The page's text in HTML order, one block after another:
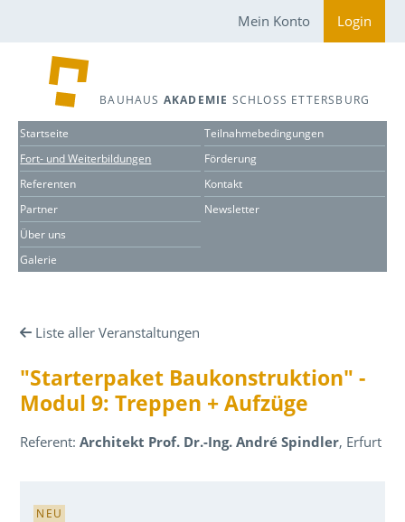
Mein Konto Login
BAUHAUS AKADEMIE SCHLOSS ETTERSBURG
Startseite
Fort- und Weiterbildungen
Referenten
Partner
Über uns
Galerie
Teilnahmebedingungen
Förderung
Kontakt
Newsletter
Liste aller Veranstaltungen
"Starterpaket Baukonstruktion" -
Modul 9: Treppen + Aufzüge
Referent:Architekt Prof. Dr.-Ing. André Spindler, Erfurt
Veranstaltungsdaten
NEU